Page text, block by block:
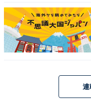
した。繰り返します
習はしなくても大丈
連